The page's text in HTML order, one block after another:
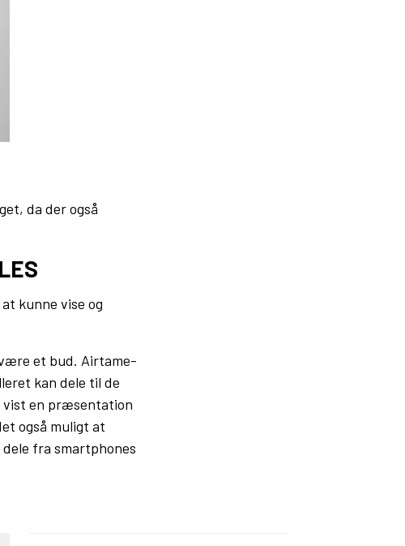
da der også
kunne vise og
et bud. Airtame-
kan dele til de
vist en præsentation
også muligt at
fra smartphones